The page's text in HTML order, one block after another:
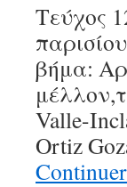
Τεύχος
βήμα:
Valle-
Ortiz